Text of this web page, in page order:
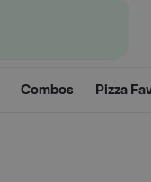
Combos Pizza